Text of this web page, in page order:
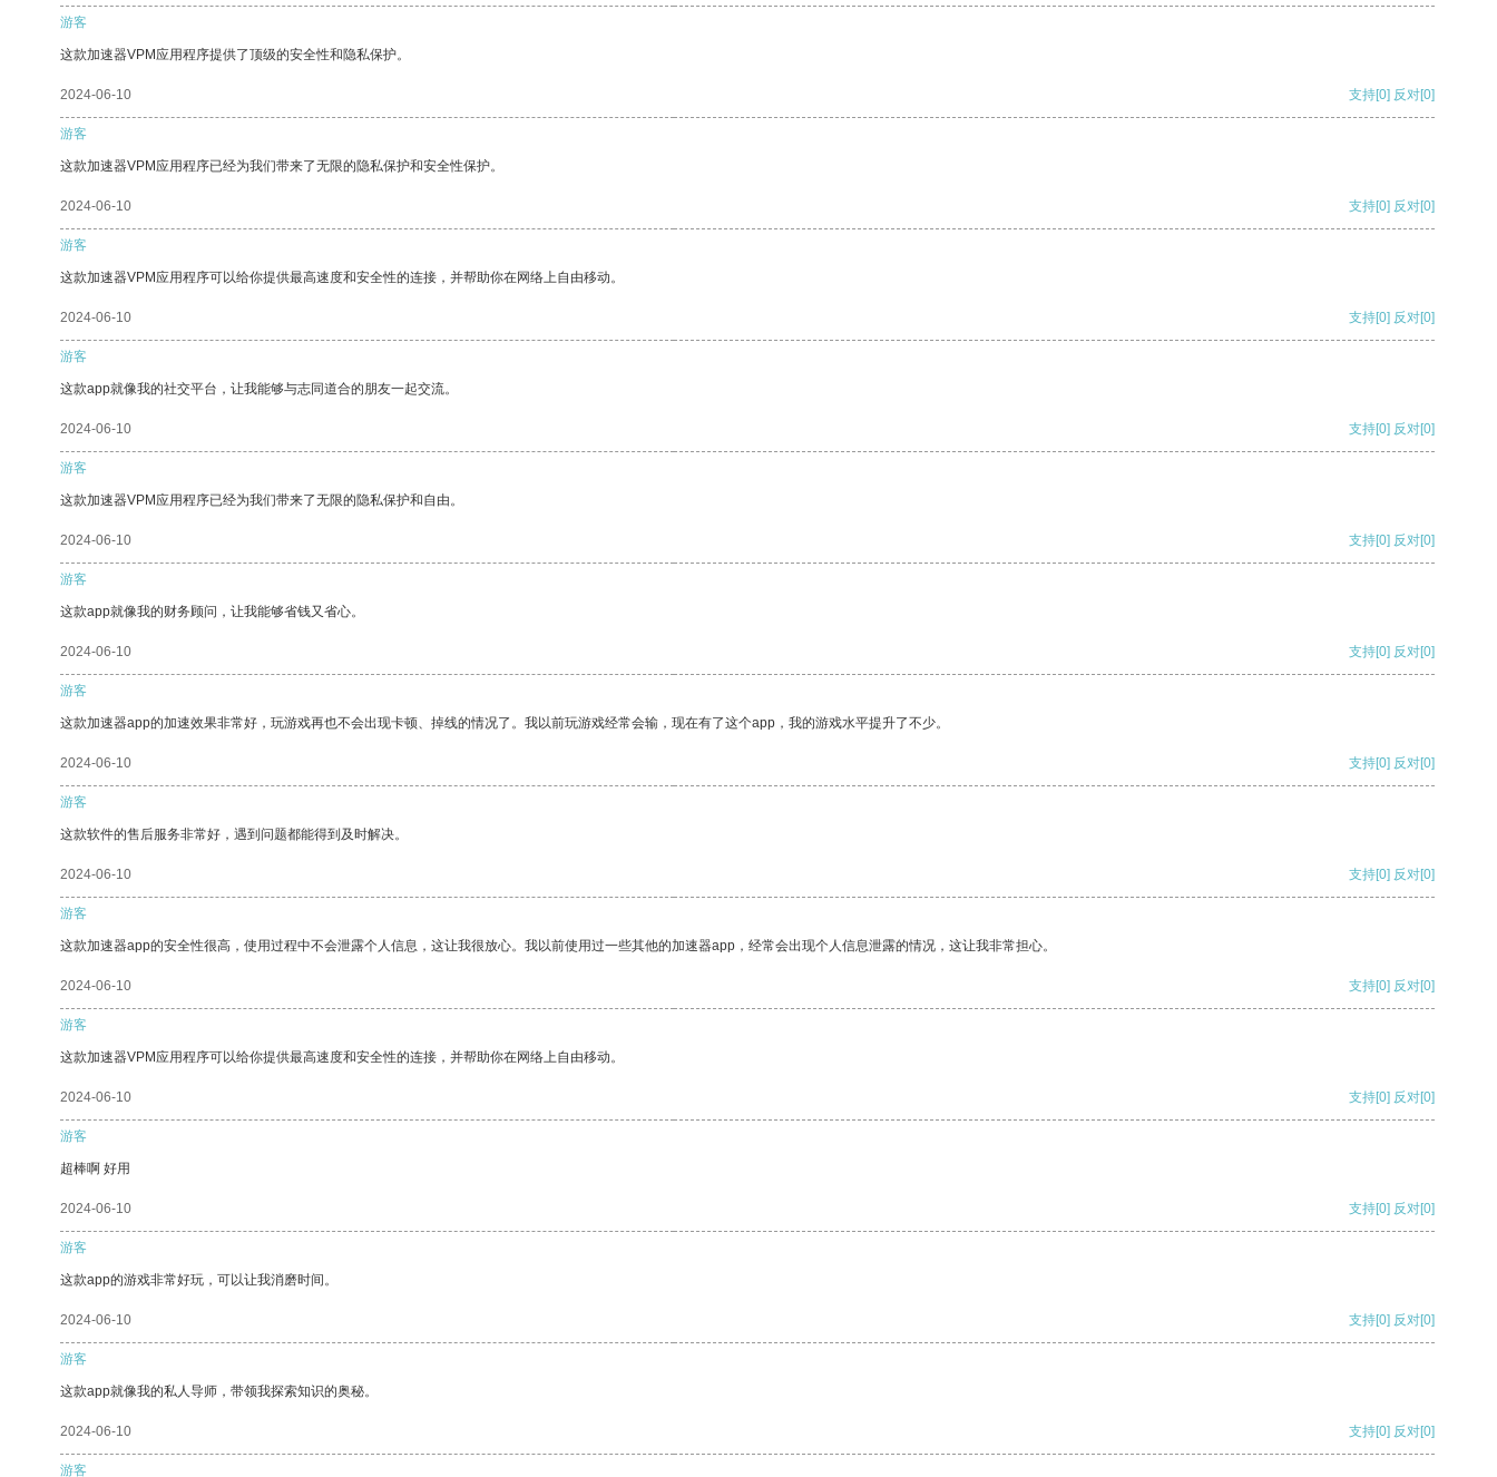
游客
这款加速器VPM应用程序提供了顶级的安全性和隐私保护。
2024-06-10 支持[0] 反对[0]
游客
这款加速器VPM应用程序已经为我们带来了无限的隐私保护和安全性保护。
2024-06-10 支持[0] 反对[0]
游客
这款加速器VPM应用程序可以给你提供最高速度和安全性的连接，并帮助你在网络上自由移动。
2024-06-10 支持[0] 反对[0]
游客
这款app就像我的社交平台，让我能够与志同道合的朋友一起交流。
2024-06-10 支持[0] 反对[0]
游客
这款加速器VPM应用程序已经为我们带来了无限的隐私保护和自由。
2024-06-10 支持[0] 反对[0]
游客
这款app就像我的财务顾问，让我能够省钱又省心。
2024-06-10 支持[0] 反对[0]
游客
这款加速器app的加速效果非常好，玩游戏再也不会出现卡顿、掉线的情况了。我以前玩游戏经常会输，现在有了这个app，我的游戏水平提升了不少。
2024-06-10 支持[0] 反对[0]
游客
这款软件的售后服务非常好，遇到问题都能得到及时解决。
2024-06-10 支持[0] 反对[0]
游客
这款加速器app的安全性很高，使用过程中不会泄露个人信息，这让我很放心。我以前使用过一些其他的加速器app，经常会出现个人信息泄露的情况，这让我非常担心。
2024-06-10 支持[0] 反对[0]
游客
这款加速器VPM应用程序可以给你提供最高速度和安全性的连接，并帮助你在网络上自由移动。
2024-06-10 支持[0] 反对[0]
游客
超棒啊 好用
2024-06-10 支持[0] 反对[0]
游客
这款app的游戏非常好玩，可以让我消磨时间。
2024-06-10 支持[0] 反对[0]
游客
这款app就像我的私人导师，带领我探索知识的奥秘。
2024-06-10 支持[0] 反对[0]
游客